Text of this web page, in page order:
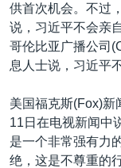
供首次机会。不过
说，习近平不会亲
哥伦比亚广播公司
息人士说，习近平
美国福克斯(Fox)新
11日在电视新闻中
是一个非常强有力
绝，这是不尊重的